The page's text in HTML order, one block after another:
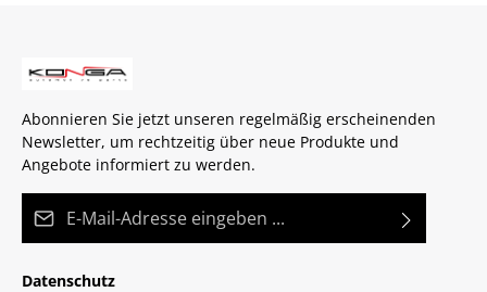
Abonnieren Sie jetzt unseren regelmäßig erscheinenden
Newsletter, um rechtzeitig über neue Produkte und
Angebote informiert zu werden.
Datenschutz